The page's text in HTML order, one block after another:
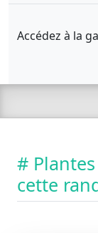
Accédez à la
#
cette